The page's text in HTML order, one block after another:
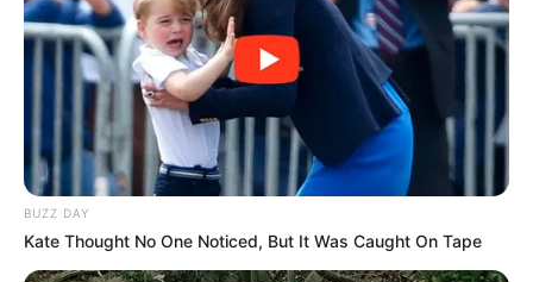
BUZZ DAY
Kate Thought No One Noticed, But It Was Caught On Tape